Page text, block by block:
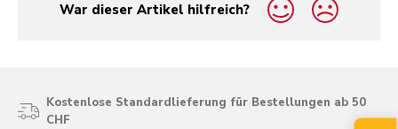
War dieser Artikel hilfreich?
yes
no
Kostenlose Standardlieferung für Bestellungen ab 50
CHF